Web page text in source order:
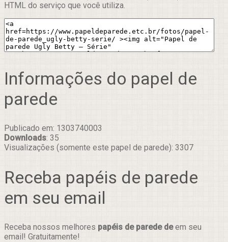
HTML do serviço que você utiliza.
Informações do papel de
parede
Publicado em: 1303740003
Downloads: 35
Visualizações (somente este papel de parede): 3307
Receba papéis de parede
em seu email
Receba nossos melhores papéis de parede deem seu
email! Gratuitamente!